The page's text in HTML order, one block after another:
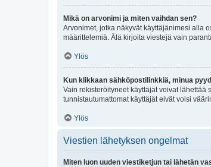
Mikä on arvonimi ja miten vaihdan sen?
Arvonimet, jotka näkyvät käyttäjänimesi alla
määrittelemiä. Älä kirjoita viestejä vain
Ylös
Kun klikkaan sähköpostilinkkiä, minua
Vain rekisteröityneet käyttäjät voivat
tunnistautumattomat käyttäjät eivät voisi
Ylös
Viestien lähetyksen ongelmat
Miten luon uuden viestiketjun tai lähetän